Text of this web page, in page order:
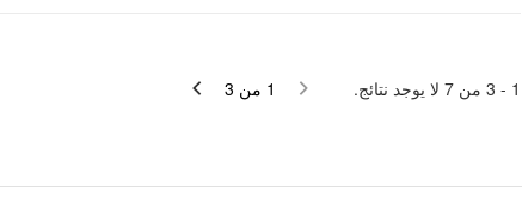
1 -
3 من 7 لا يوجد نتائج. 1 من 3